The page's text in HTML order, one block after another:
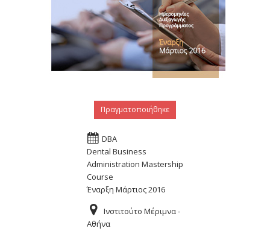
Πραγματοποιήθηκε
DBA
Dental Business
Administration Mastership
Course
Έναρξη Μάρτιος 2016
Ινστιτούτο Μέριμνα -
Αθήνα